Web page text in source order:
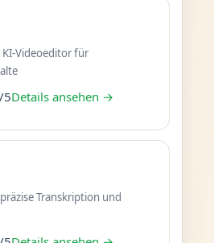
Videoeditor für
Details ansehen →
Transkription und